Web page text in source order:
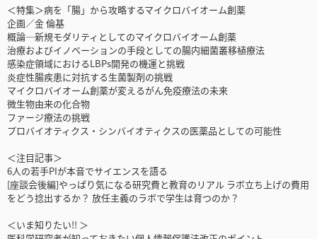
＜特集＞病を「腸」から攻略するマイクロバイオーム創薬
企画／金 倫基
概論─新規モダリティとしてのマイクロバイオーム創薬
治療およびイノベーションの手段としての腸内細菌叢移植療法
感染症領域におけるLBPs開発の機運と挑戦
炎症性腸疾患に対抗する生菌製剤の挑戦
マイクロバイオーム創薬が変えるがん免疫療法の未来
微生物由来の化合物
ファージ療法の挑戦
プロバイオティクス・シンバイオティクスの医薬品としての可能性
＜注目記事＞
6人の若手PIが本音でサイエンスを語る
[座談会後編]やっぱり気になる研究費と教育のリアル ラボ立ち上げの費用
をどう捻出するか？ 放任主義のラボで学生は育つのか？
＜いま知りたい!! ＞